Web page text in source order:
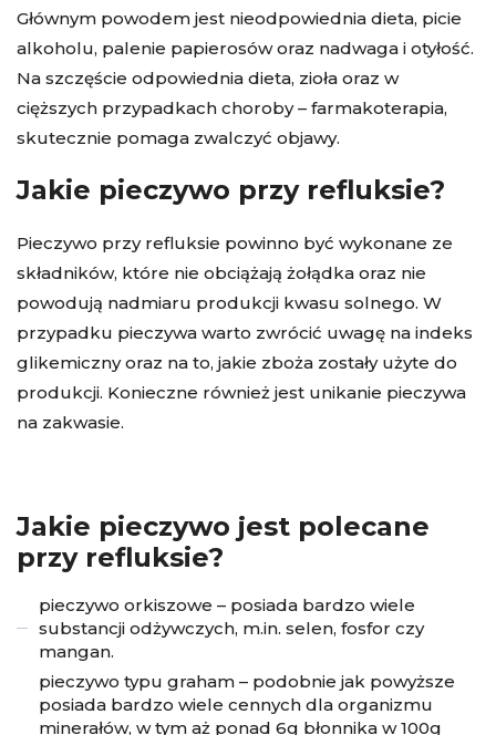
Głównym powodem jest nieodpowiednia dieta, picie
alkoholu, palenie papierosów oraz nadwaga i otyłość.
Na szczęście odpowiednia dieta, zioła oraz w
cięższych przypadkach choroby – farmakoterapia,
skutecznie pomaga zwalczyć objawy.
Jakie pieczywo przy refluksie?
Pieczywo przy refluksie powinno być wykonane ze
składników, które nie obciążają żołądka oraz nie
powodują nadmiaru produkcji kwasu solnego. W
przypadku pieczywa warto zwrócić uwagę na indeks
glikemiczny oraz na to, jakie zboża zostały użyte do
produkcji. Konieczne również jest unikanie pieczywa
na zakwasie.
Jakie pieczywo jest polecane
przy refluksie?
pieczywo orkiszowe – posiada bardzo wiele
substancji odżywczych, m.in. selen, fosfor czy
mangan.
pieczywo typu graham – podobnie jak powyższe
posiada bardzo wiele cennych dla organizmu
minerałów, w tym aż ponad 6g błonnika w 100g